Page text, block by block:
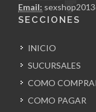
Email:
SECCIONES
INICIO
SUCURSALES
COMO
COMO PAGAR